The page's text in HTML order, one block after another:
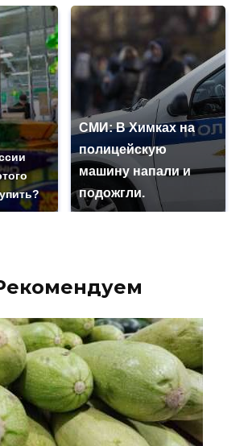
СМИ: В Химках на
полицейскую
машину напали и
подожгли.